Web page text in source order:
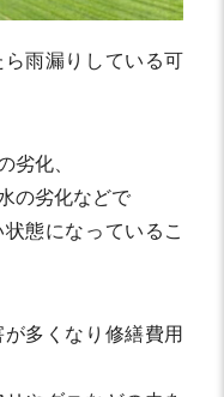
雨漏りしている可
劣化、
の劣化などで
態になっているこ
多くなり修繕費用